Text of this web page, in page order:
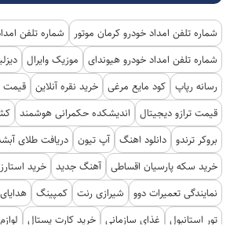
شماره تلفن امداد خودرو کرمان موتور
شماره تلفن
شماره تلفن امداد خودرو هیوندای
موزیک وایرال
رسانه رپاپ کود مایع مرغی خرید نقره آنلاین قیمت
قیمت ترازو دیجیتال
اندیشکده حکمرانی هوشمند
بروکر ترندو دانلود اهنگ آپ تیون دریافت طلای
خرید سکه پارسیان اقساطی آهنگ جدید خرید
نمایندگی تعمیرات دوو
شیرازی رنت کمپینگ
تور استانبول
غذای سازمانی خرید کارت پستال